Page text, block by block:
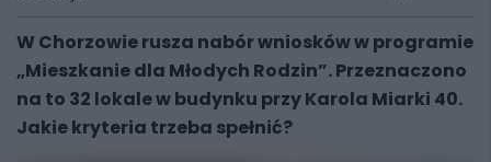
W Chorzowie rusza nabór wniosków w programie
„Mieszkanie dla Młodych Rodzin”. Przeznaczono
na to 32 lokale w budynku przy Karola Miarki 40.
Jakie kryteria trzeba spełnić?